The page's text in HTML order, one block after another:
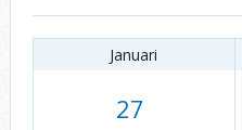
Januari
27